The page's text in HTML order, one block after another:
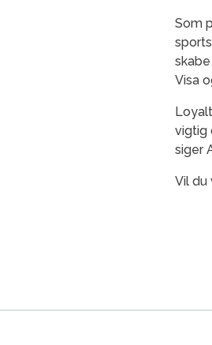
Som
Visa
vigtig
siger
Vil du